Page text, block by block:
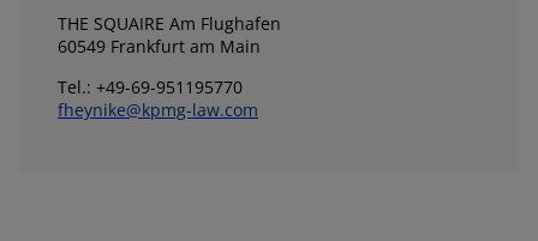
THE SQUAIRE Am Flughafen
60549 Frankfurt am Main
Tel.: +49-69-951195770
fheynike@kpmg-law.com